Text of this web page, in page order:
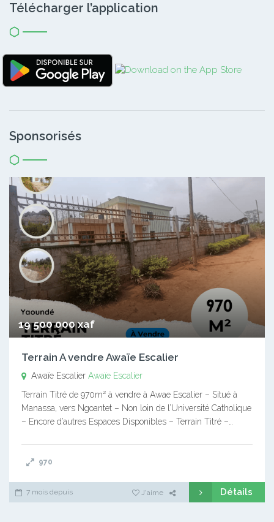
Télécharger l’application
Sponsorisés
19 500 000 xaf
Terrain A vendre Awaïe Escalier
Awaïe Escalier Awaïe Escalier
Terrain Titré de 970m² à vendre à Awae Escalier – Situé à
Manassa, vers Ngoantet – Non loin de l’Université Catholique
– Encore d’autres Espaces Disponibles – Terrain Titré –…
970
7 mois depuis J'aime Détails